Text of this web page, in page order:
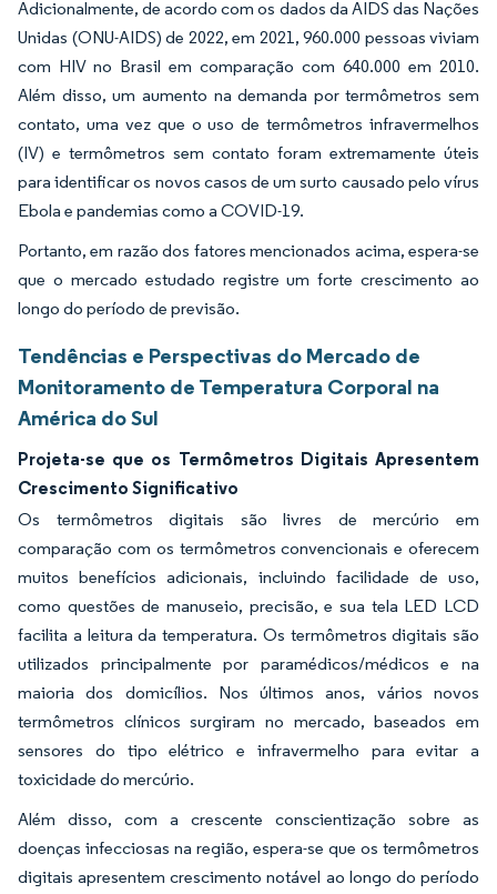
Adicionalmente, de acordo com os dados da AIDS das Nações
Unidas (ONU-AIDS) de 2022, em 2021, 960.000 pessoas viviam
com HIV no Brasil em comparação com 640.000 em 2010.
Além disso, um aumento na demanda por termômetros sem
contato, uma vez que o uso de termômetros infravermelhos
(IV) e termômetros sem contato foram extremamente úteis
para identificar os novos casos de um surto causado pelo vírus
Ebola e pandemias como a COVID-19.
Portanto, em razão dos fatores mencionados acima, espera-se
que o mercado estudado registre um forte crescimento ao
longo do período de previsão.
Tendências e Perspectivas do Mercado de
Monitoramento de Temperatura Corporal na
América do Sul
Projeta-se que os Termômetros Digitais Apresentem
Crescimento Significativo
Os termômetros digitais são livres de mercúrio em
comparação com os termômetros convencionais e oferecem
muitos benefícios adicionais, incluindo facilidade de uso,
como questões de manuseio, precisão, e sua tela LED LCD
facilita a leitura da temperatura. Os termômetros digitais são
utilizados principalmente por paramédicos/médicos e na
maioria dos domicílios. Nos últimos anos, vários novos
termômetros clínicos surgiram no mercado, baseados em
sensores do tipo elétrico e infravermelho para evitar a
toxicidade do mercúrio.
Além disso, com a crescente conscientização sobre as
doenças infecciosas na região, espera-se que os termômetros
digitais apresentem crescimento notável ao longo do período